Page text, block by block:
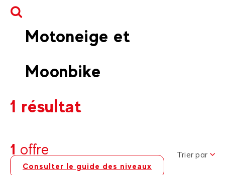
Motoneige et
Moonbike
1 résultat
1 offre
Consulter le guide des niveaux
Trier par